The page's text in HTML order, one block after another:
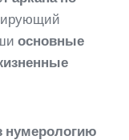
основные
нумерологию